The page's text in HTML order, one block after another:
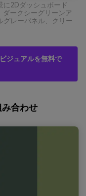
に2Dダッシュボード
ダークシーグリーンア
グレーパネル、クリー
ジュアルを無料で
合わせ